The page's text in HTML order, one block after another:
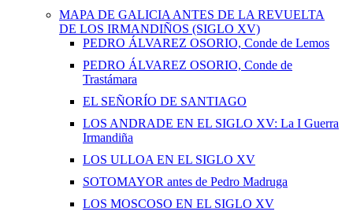
MAPA DE GALICIA ANTES DE LA REVUELTA
DE LOS IRMANDIÑOS (SIGLO XV)
PEDRO ÁLVAREZ OSORIO, Conde de Lemos
PEDRO ÁLVAREZ OSORIO, Conde de
Trastámara
EL SEÑORÍO DE SANTIAGO
LOS ANDRADE EN EL SIGLO XV: La I Guerra
Irmandiña
LOS ULLOA EN EL SIGLO XV
SOTOMAYOR antes de Pedro Madruga
LOS MOSCOSO EN EL SIGLO XV